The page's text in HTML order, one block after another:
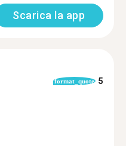
Scarica la app
format_quote 5